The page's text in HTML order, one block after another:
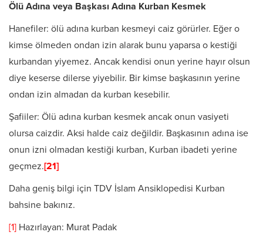
Ölü Adına veya Başkası Adına Kurban Kesmek
Hanefiler: ölü adına kurban kesmeyi caiz görürler. Eğer o
kimse ölmeden ondan izin alarak bunu yaparsa o kestiği
kurbandan yiyemez. Ancak kendisi onun yerine hayır olsun
diye keserse dilerse yiyebilir. Bir kimse başkasının yerine
ondan izin almadan da kurban kesebilir.
Şafiiler: Ölü adına kurban kesmek ancak onun vasiyeti
olursa caizdir. Aksi halde caiz değildir. Başkasının adına ise
onun izni olmadan kestiği kurban, Kurban ibadeti yerine
geçmez.[21]
Daha geniş bilgi için TDV İslam Ansiklopedisi Kurban
bahsine bakınız.
[1] Hazırlayan: Murat Padak